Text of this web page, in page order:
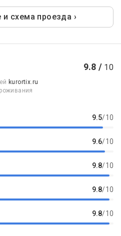
схема проезда ›
9.8 / 10
kurortix.ru
9.5/10
9.6/10
9.8/10
9.8/10
9.8/10